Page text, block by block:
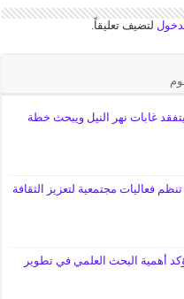
لتضيف تعليقاً.
يتفقد غابات نهر النيل ويبحث خطة
تنظم فعاليات مجتمعية لتعزيز الثقافة
أهمية البحث العلمي في تطوير